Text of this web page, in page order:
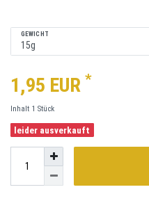
GEWICHT
1,95 EUR *
Inhalt 1 Stück
leider ausverkauft